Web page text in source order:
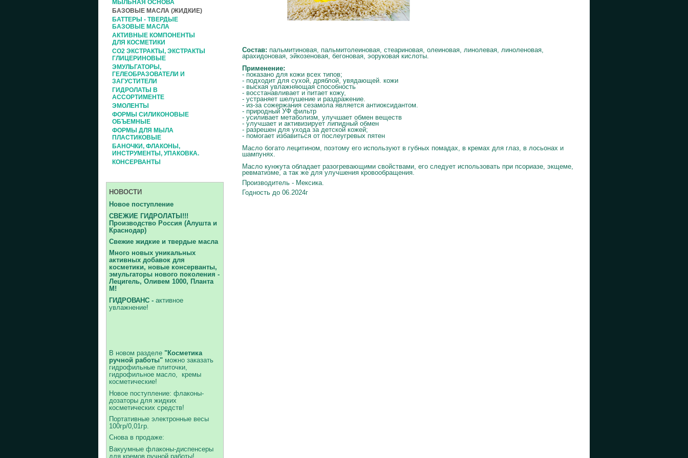
МЫЛЬНАЯ ОСНОВА
БАЗОВЫЕ МАСЛА (ЖИДКИЕ)
БАТТЕРЫ - ТВЕРДЫЕ
БАЗОВЫЕ МАСЛА
АКТИВНЫЕ КОМПОНЕНТЫ
ДЛЯ КОСМЕТИКИ
СО2 ЭКСТРАКТЫ, ЭКСТРАКТЫ
ГЛИЦЕРИНОВЫЕ
ЭМУЛЬГАТОРЫ,
ГЕЛЕОБРАЗОВАТЕЛИ И
ЗАГУСТИТЕЛИ
ГИДРОЛАТЫ В
АССОРТИМЕНТЕ
ЭМОЛЕНТЫ
ФОРМЫ СИЛИКОНОВЫЕ
ОБЪЕМНЫЕ
ФОРМЫ ДЛЯ МЫЛА
ПЛАСТИКОВЫЕ
БАНОЧКИ, ФЛАКОНЫ,
ИНСТРУМЕНТЫ, УПАКОВКА.
КОНСЕРВАНТЫ
НОВОСТИ
Новое поступление
СВЕЖИЕ ГИДРОЛАТЫ!!!
Производство Россия (Алушта и
Краснодар)
Свежие жидкие и твердые масла
Много новых уникальных
активных добавок для
косметики, новые консерванты,
эмульгаторы нового поколения -
Лецигель, Оливем 1000, Планта
М!
ГИДРОВАНС - активное
увлажнение!
В новом разделе "Косметика
ручной работы" можно заказать
гидрофильные плиточки,
гидрофильное масло, кремы
косметические!
Новое поступление: флаконы-
дозаторы для жидких
косметических средств!
Портативные электронные весы
100гр/0,01гр.
Снова в продаже:
Вакуумные флаконы-диспенсеры
для кремов ручной работы!
Состав: пальмитиновая, пальмитолеиновая, стеариновая, олеиновая, линолевая, линоленовая,
арахидоновая, эйкозеновая, бегоновая, эоруковая кислоты.
Применение:
- показано для кожи всех типов;
- подходит для сухой, дряблой, увядающей. кожи
- выская увлажняющая способность
- восстанавливает и питает кожу,
- устраняет шелушение и раздражение.
- из-за сожержания сезамола является антиоксидантом.
- природный УФ фильтр
- усиливает метаболизм, улучшает обмен веществ
- улучшает и активизирует липидный обмен
- разрешен для ухода за детской кожей;
- помогает избавиться от послеугревых пятен
Масло богато лецитином, поэтому его используют в губных помадах, в кремах для глаз, в лосьонах и
шампунях.
Масло кунжута обладает разогревающими свойствами, его следует использовать при псориазе, экщеме,
ревматизме, а так же для улучшения кровообращения.
Производитель - Мексика.
Годность до 06.2024г